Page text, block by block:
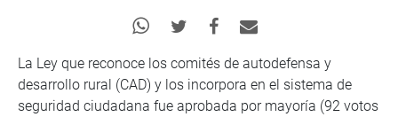
La Ley que reconoce los comités de autodefensa y
desarrollo rural (CAD) y los incorpora en el sistema de
seguridad ciudadana fue aprobada por mayoría (92 votos